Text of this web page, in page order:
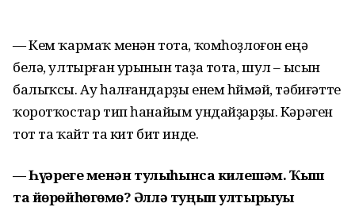
— Кем ҡармаҡ менән тота, ҡомһоҙлоғон еңә
белә, ултырған урынын таҙа тота, шул – ысын
балыҡсы. Ау һалғандарҙы енем һөймәй, тәбиғәтте
ҡоротҡостар тип һанайым ундайҙарҙы. Кәрәген
тот та ҡайт та кит бит инде.
— Һүҙҙәрегеҙ менән тулыһынса килешәм. Ҡыш
та йөрөйһөгөҙмө? Әллә туңып ултырыуҙы